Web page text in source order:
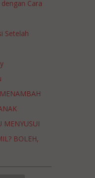
Cara
Setelah
MENYUSUI
BOLEH,